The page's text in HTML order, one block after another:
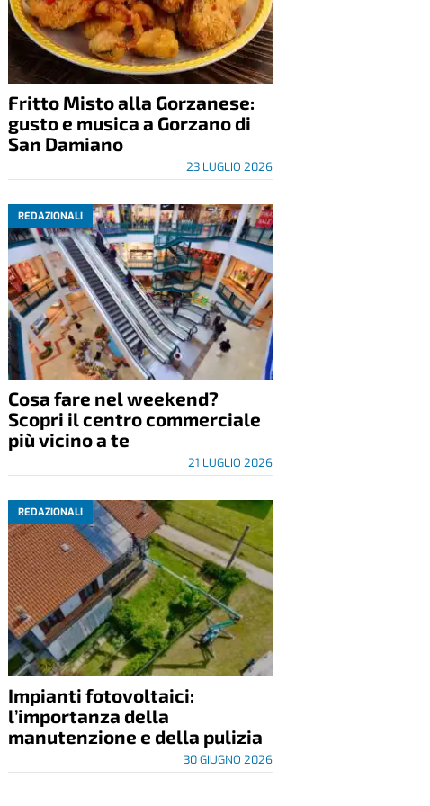
Fritto Misto alla Gorzanese:
gusto e musica a Gorzano di
San Damiano
23 LUGLIO 2026
REDAZIONALI
Cosa fare nel weekend?
Scopri il centro commerciale
più vicino a te
21 LUGLIO 2026
REDAZIONALI
Impianti fotovoltaici:
l’importanza della
manutenzione e della pulizia
30 GIUGNO 2026